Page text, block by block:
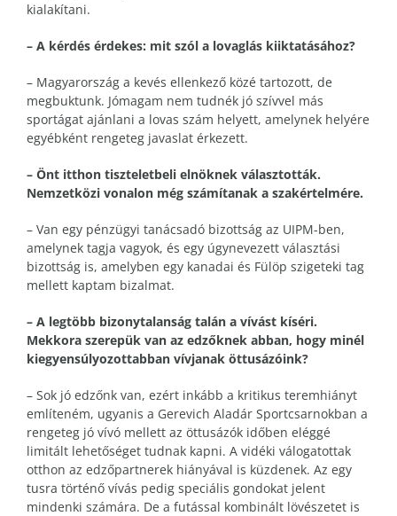
kialakítani.
– A kérdés érdekes: mit szól a lovaglás kiiktatásához?
– Magyarország a kevés ellenkező közé tartozott, de
megbuktunk. Jómagam nem tudnék jó szívvel más
sportágat ajánlani a lovas szám helyett, amelynek helyére
egyébként rengeteg javaslat érkezett.
– Önt itthon tiszteletbeli elnöknek választották.
Nemzetközi vonalon még számítanak a szakértelmére.
– Van egy pénzügyi tanácsadó bizottság az UIPM-ben,
amelynek tagja vagyok, és egy úgynevezett választási
bizottság is, amelyben egy kanadai és Fülöp szigeteki tag
mellett kaptam bizalmat.
– A legtöbb bizonytalanság talán a vívást kíséri.
Mekkora szerepük van az edzőknek abban, hogy minél
kiegyensúlyozottabban vívjanak öttusázóink?
– Sok jó edzőnk van, ezért inkább a kritikus teremhiányt
említeném, ugyanis a Gerevich Aladár Sportcsarnokban a
rengeteg jó vívó mellett az öttusázók időben eléggé
limitált lehetőséget tudnak kapni. A vidéki válogatottak
otthon az edzőpartnerek hiányával is küzdenek. Az egy
tusra történő vívás pedig speciális gondokat jelent
mindenki számára. De a futással kombinált lövészetet is